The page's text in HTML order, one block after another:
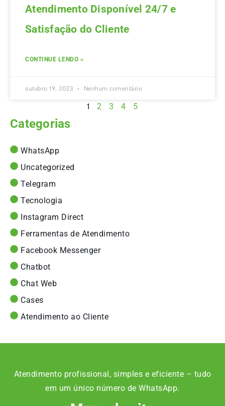
Atendimento Disponível 24/7 e
Satisfação do Cliente
CONTINUE LENDO »
outubro 19, 2023 Nenhum comentário
1 2 3 4 5
Categorias
WhatsApp
Uncategorized
Telegram
Tecnologia
Instagram Direct
Ferramentas de Atendimento
Facebook Messenger
Chatbot
Chat Web
Cases
Atendimento ao Cliente
Atendimento profissional, simples e eficiente – tudo
em um único número de WhatsApp.